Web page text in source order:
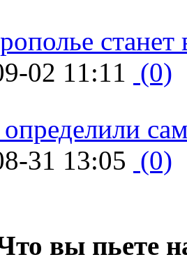
02 11:11 (0)
31 13:05 (0)
вы пьете